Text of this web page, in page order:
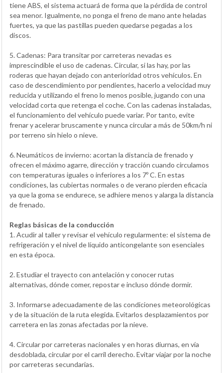
tiene ABS, el sistema actuará de forma que la pérdida de control
sea menor. Igualmente, no ponga el freno de mano ante heladas
fuertes, ya que las pastillas pueden quedarse pegadas a los
discos.
5. Cadenas: Para transitar por carreteras nevadas es
imprescindible el uso de cadenas. Circular, si las hay, por las
roderas que hayan dejado con anterioridad otros vehículos. En
caso de descendimiento por pendientes, hacerlo a velocidad muy
reducida y utilizando el freno lo menos posible, jugando con una
velocidad corta que retenga el coche. Con las cadenas instaladas,
el funcionamiento del vehículo puede variar. Por tanto, evite
frenar y acelerar bruscamente y nunca circular a más de 50km/h ni
por terreno sin hielo o nieve.
6. Neumáticos de invierno: acortan la distancia de frenado y
ofrecen el máximo agarre, dirección y tracción cuando circulamos
con temperaturas iguales o inferiores a los 7º C. En estas
condiciones, las cubiertas normales o de verano pierden eficacia
ya que la goma se endurece, se adhiere menos y alarga la distancia
de frenado.
Reglas básicas de la conducción
1. Acudir al taller y revisar el vehículo regularmente: el sistema de
refrigeración y el nivel de líquido anticongelante son esenciales
en esta época.
2. Estudiar el trayecto con antelación y conocer rutas
alternativas, dónde comer, repostar e incluso dónde dormir.
3. Informarse adecuadamente de las condiciones meteorológicas
y de la situación de la ruta elegida. Evitarlos desplazamientos por
carretera en las zonas afectadas por la nieve.
4. Circular por carreteras nacionales y en horas diurnas, en vía
desdoblada, circular por el carril derecho. Evitar viajar por la noche
por carreteras secundarias.